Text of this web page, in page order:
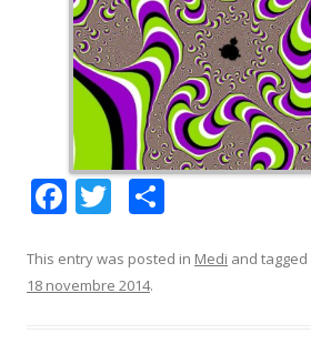
F
e
b
T
itt
er
m
This entry was posted in Medi and tagged
18 novembre 2014.